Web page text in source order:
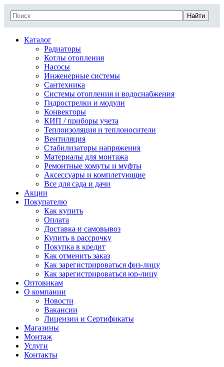
Найти
Каталог
Радиаторы
Котлы отопления
Насосы
Инженерные системы
Сантехника
Системы отопления и водоснабжения
Гидрострелки и модули
Конвекторы
КИП / приборы учета
Теплоизоляция и теплоносители
Вентиляция
Стабилизаторы напряжения
Материалы для монтажа
Ремонтные хомуты и муфты
Аксессуары и комплетующие
Все для сада и дачи
Акции
Покупателю
Как купить
Оплата
Доставка и самовывоз
Купить в рассрочку
Покупка в кредит
Как отменить заказ
Как зарегистрироваться физ-лицу
Как зарегистрироваться юр-лицу
Оптовикам
О компании
Новости
Вакансии
Лицензии и Сертификаты
Магазины
Монтаж
Услуги
Контакты